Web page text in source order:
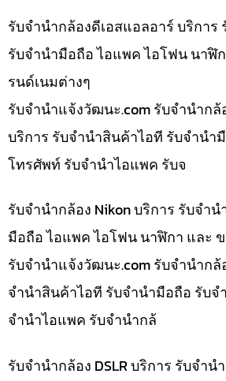
รับจำนำกล้องดีเอสแอลอาร์ บริกา
รับจำนำมือถือ ไอแพค ไอโฟน นาฬิ
รนด์เนมต่างๆ
รับจํานําแจ้งวัฒนะ.com รับจำนำกล้
บริการ รับจำนำสินค้าไอที รับจำนำ
โทรศัพท์ รับจำนำไอแพค รับจ
รับจำนำกล้อง Nikon บริการ รับจำ
มือถือ ไอแพค ไอโฟน นาฬิกา และ
รับจํานําแจ้งวัฒนะ.com รับจำนำกล้
จำนำสินค้าไอที รับจำนำมือถือ รับจ
จำนำไอแพค รับจำนำกล้
รับจำนำกล้อง DSLR บริการ รับจำ